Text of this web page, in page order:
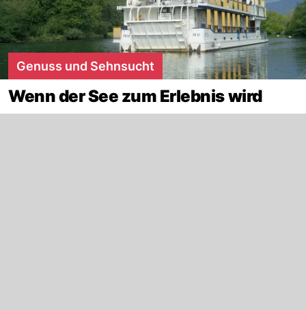
Genuss und Sehnsucht
Wenn der See zum Erlebnis wird